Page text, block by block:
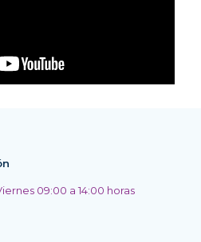
09:00 a 14:00 horas